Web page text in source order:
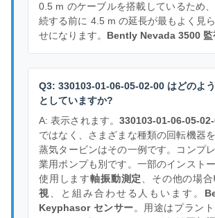
0.5 m のケーブルを搭載しているため
続する前に 4.5 m の延長が最もよく見
せになります。 Bently Nevada 3500 監
Q3: 330103-01-06-05-02-00 はどのよ
としていますか?
A: 表示されます。330103-01-06-05-
ではなく、さまざまな種類の回転機器を
蒸気タービンはその一例です。コンプ
業用ポンプも別です。一部のインスト
使用します軸振動測定 、その他の場合
視
、と組み合わせる人もいます。
Keyphasor センサー。用途はプラン